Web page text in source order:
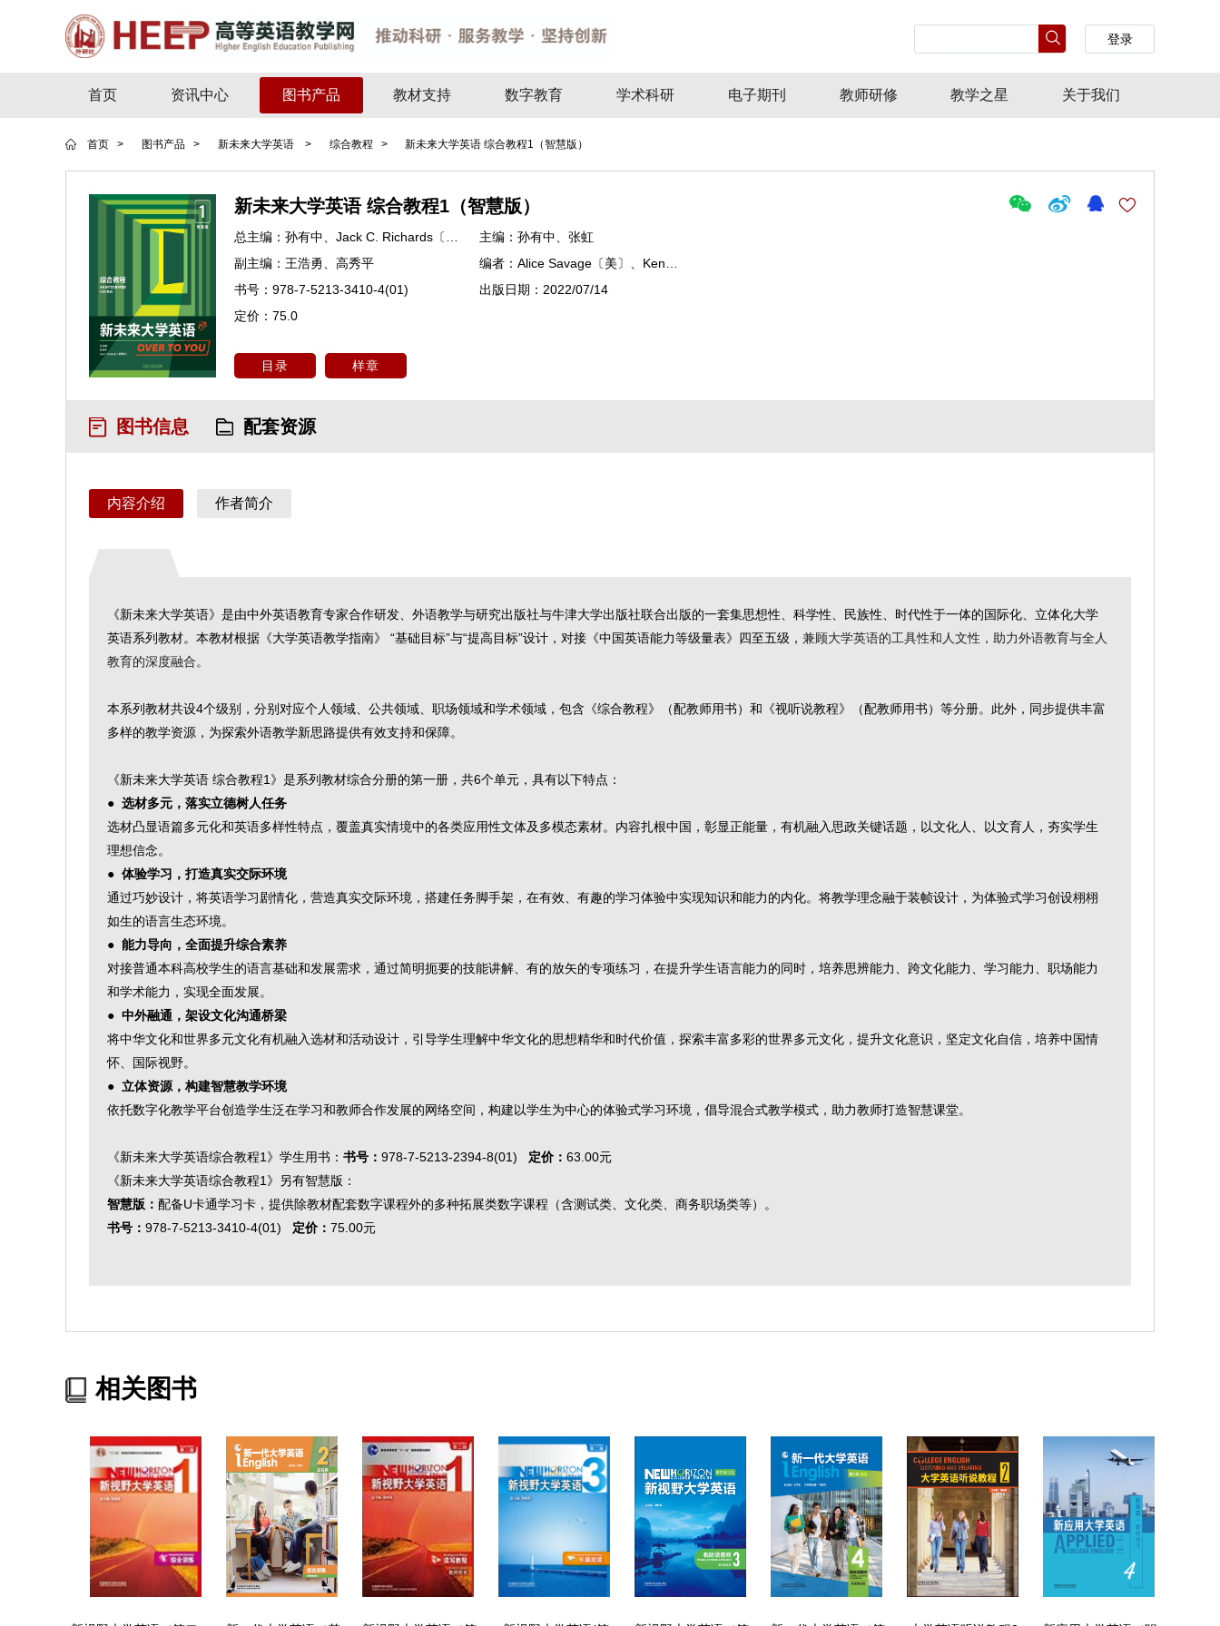
登录
首页 资讯中心 图书产品 教材支持 数字教育 学术科研 电子期刊 教师研修 教学之星 关于我们
首页 > 图书产品 > 新未来大学英语 > 综合教程 > 新未来大学英语 综合教程1（智慧版）
新未来大学英语 综合教程1（智慧版）
总主编： 孙有中、Jack C. Richards〔新
西兰〕
主编： 孙有中、张虹
副主编： 王浩勇、高秀平 编者： Alice Savage〔美〕、Ken
Wilson〔英〕、Clyde Fowle〔英〕、张
小倩、杜伟华、张虹、高秀平、王刚、
书号： 978-7-5213-3410-4(01) 出版日期： 2022/07/14
定价： 75.0
目录 样章
图书信息 配套资源
内容介绍 作者简介
《新未来大学英语》是由中外英语教育专家合作研发、外语教学与研究出版社与牛津大学出版社联合出版的一套集思想性、科学性、民族性、时代性于一体的国际化、立体化大学
英语系列教材。本教材根据《大学英语教学指南》 “基础目标”与“提高目标”设计，对接《中国英语能力等级量表》四至五级， 兼顾大学英语的工具性和人文性，助力外语教育与全人
教育的深度融合。
本系列教材共设4个级别，分别对应个人领域、公共领域、职场领域和学术领域，包含《综合教程》（配教师用书）和《视听说教程》（配教师用书）等分册。此外，同步提供丰富
多样的教学资源，为探索外语教学新思路提供有效支持和保障。
《新未来大学英语 综合教程1》是系列教材综合分册的第一册，共6个单元，具有以下特点：
● 选材多元，落实立德树人任务
选材凸显语篇多元化和英语多样性特点，覆盖真实情境中的各类应用性文体及多模态素材。内容扎根中国，彰显正能量，有机融入思政关键话题，以文化人、以文育人，夯实学生
理想信念。
● 体验学习，打造真实交际环境
通过巧妙设计，将英语学习剧情化，营造真实交际环境，搭建任务脚手架，在有效、有趣的学习体验中实现知识和能力的内化。将教学理念融于装帧设计，为体验式学习创设栩栩
如生的语言生态环境。
● 能力导向，全面提升综合素养
对接普通本科高校学生的语言基础和发展需求，通过简明扼要的技能讲解、有的放矢的专项练习，在提升学生语言能力的同时，培养思辨能力、跨文化能力、学习能力、职场能力
和学术能力，实现全面发展。
● 中外融通，架设文化沟通桥梁
将中华文化和世界多元文化有机融入选材和活动设计，引导学生理解中华文化的思想精华和时代价值，探索丰富多彩的世界多元文化，提升文化意识，坚定文化自信，培养中国情
怀、国际视野。
● 立体资源，构建智慧教学环境
依托数字化教学平台创造学生泛在学习和教师合作发展的网络空间，构建以学生为中心的体验式学习环境，倡导混合式教学模式，助力教师打造智慧课堂。
《新未来大学英语综合教程1》学生用书： 书号： 978-7-5213-2394-8(01) 定价： 63.00元
《新未来大学英语综合教程1》另有智慧版：
智慧版： 配备U卡通学习卡，提供除教材配套数字课程外的多种拓展类数字课程（含测试类、文化类、商务职场类等）。
书号： 978-7-5213-3410-4(01) 定价： 75.00元
相关图书